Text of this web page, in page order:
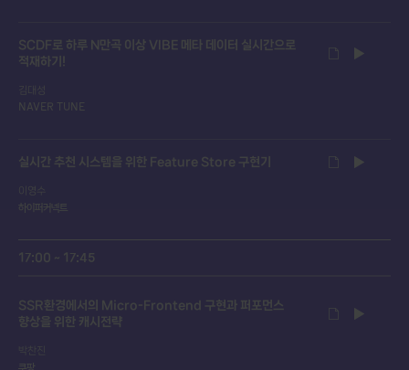
SCDF로 하루 N만곡 이상 VIBE 메타 데이터 실시간으로
적재하기!
김대성
NAVER TUNE
실시간 추천 시스템을 위한 Feature Store 구현기
이영수
하이퍼커넥트
17:00 ~ 17:45
SSR환경에서의 Micro-Frontend 구현과 퍼포먼스
향상을 위한 캐시전략
박찬진